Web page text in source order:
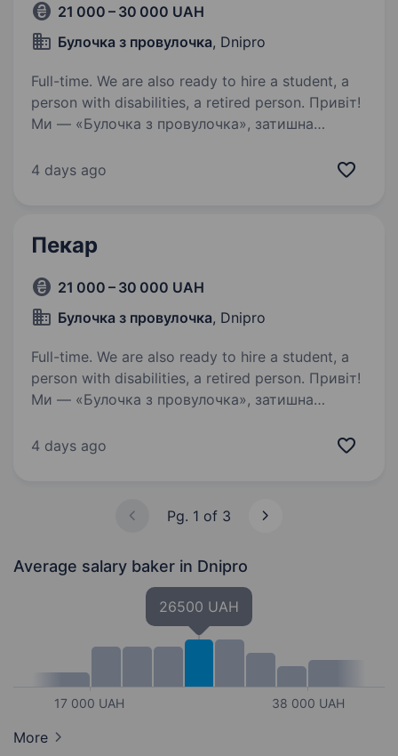
21 000 – 30 000 UAH
Булочка з провулочка, Dnipro
Full-time. We are also ready to hire a student, a
person with disabilities, a retired person. Привіт!
Ми — «Булочка з провулочка», затишна
свіжою випічкою і теплом домашньої кухні.
4 days ago
Пекар
21 000 – 30 000 UAH
Булочка з провулочка, Dnipro
Full-time. We are also ready to hire a student, a
person with disabilities, a retired person. Привіт!
Ми — «Булочка з провулочка», затишна
свіжою випічкою і теплом домашньої кухні.
4 days ago
Pg. 1 of 3
Average salary baker in Dnipro
17 000 UAH
26500 UAH
38 000 UAH
More